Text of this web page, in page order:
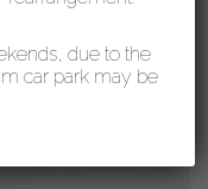
due to the
car park may be